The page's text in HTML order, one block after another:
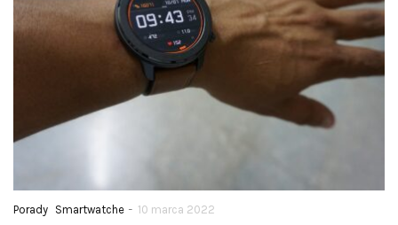
Porady Smartwatche - 10 marca 2022